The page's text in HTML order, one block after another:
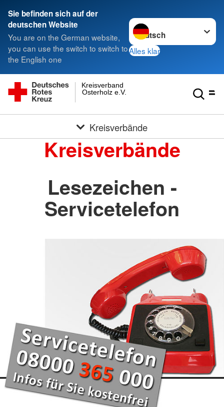
Sie befinden sich auf der
deutschen Website
You are on the German website,
you can use the switch to switch to
the English one
Sprache wechseln zu
Alles klar
Osterholz e.V.
Kreisverband
Kreisverbände
Kreisverbände
Lesezeichen -
Servicetelefon